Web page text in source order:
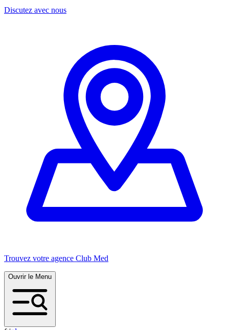
Discutez avec nous
Trouvez votre agence Club Med
Ouvrir le Menu